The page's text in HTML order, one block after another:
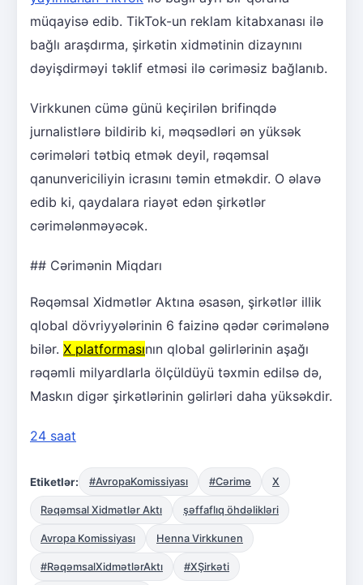
müqayisə edib. TikTok-un reklam kitabxanası ilə
bağlı araşdırma, şirkətin xidmətinin dizaynını
dəyişdirməyi təklif etməsi ilə cəriməsiz bağlanıb.
Virkkunen cümə günü keçirilən brifinqdə
jurnalistlərə bildirib ki, məqsədləri ən yüksək
cərimələri tətbiq etmək deyil, rəqəmsal
qanunvericiliyin icrasını təmin etməkdir. O əlavə
edib ki, qaydalara riayət edən şirkətlər
cərimələnməyəcək.
## Cərimənin Miqdarı
Rəqəmsal Xidmətlər Aktına əsasən, şirkətlər illik
qlobal dövriyyələrinin 6 faizinə qədər cərimələnə
bilər. X platformasının qlobal gəlirlərinin aşağı
rəqəmli milyardlarla ölçüldüyü təxmin edilsə də,
Maskın digər şirkətlərinin gəlirləri daha yüksəkdir.
24 saat
Etiketlər: #AvropaKomissiyası #Cərimə X
Rəqəmsal Xidmətlər Aktı şəffaflıq öhdəlikləri
Avropa Komissiyası Henna Virkkunen
#RəqəmsalXidmətlərAktı #XŞirkəti